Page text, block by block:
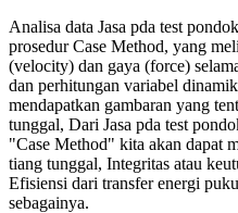
Analisa data Jasa pda test
prosedur Case Method, yang
(velocity) dan gaya (force)
dan perhitungan variabel
mendapatkan gambaran yang
tunggal, Dari Jasa pda test
"Case Method" kita akan dapat
tiang tunggal, Integritas atau
Efisiensi dari transfer energi
sebagainya.